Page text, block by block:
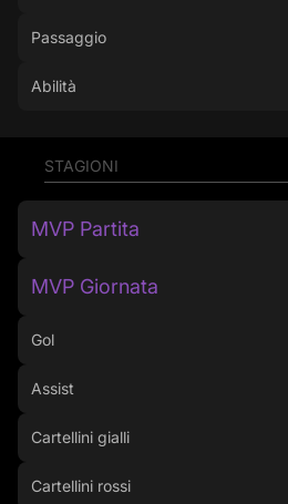
Passaggio
Abilità
STAGIONI
MVP Partita
MVP Giornata
Gol
Assist
Cartellini gialli
Cartellini rossi